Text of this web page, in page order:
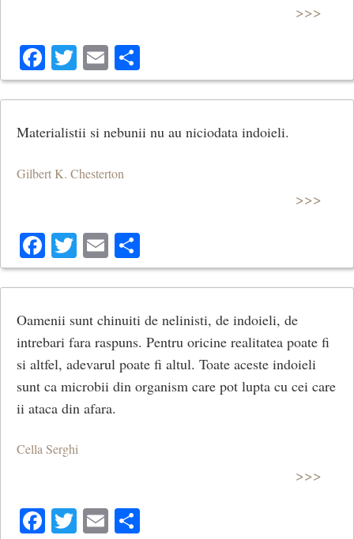
>>>
Facebook
Twitter
Email
Materialistii si nebunii nu au niciodata indoieli.
Gilbert K. Chesterton
>>>
Facebook
Twitter
Email
Oamenii sunt chinuiti de nelinisti, de indoieli, de
intrebari fara raspuns. Pentru oricine realitatea poate fi
si altfel, adevarul poate fi altul. Toate aceste indoieli
sunt ca microbii din organism care pot lupta cu cei care
ii ataca din afara.
Cella Serghi
>>>
Facebook
Twitter
Email